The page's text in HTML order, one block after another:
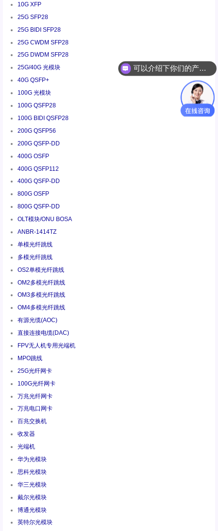
10G XFP
25G SFP28
25G BIDI SFP28
25G CWDM SFP28
25G DWDM SFP28
25G/40G 光模块
40G QSFP+
100G 光模块
100G QSFP28
100G BIDI QSFP28
200G QSFP56
200G QSFP-DD
400G OSFP
400G QSFP112
400G QSFP-DD
800G OSFP
800G QSFP-DD
OLT模块/ONU BOSA
ANBR-1414TZ
单模光纤跳线
多模光纤跳线
OS2单模光纤跳线
OM2多模光纤跳线
OM3多模光纤跳线
OM4多模光纤跳线
有源光缆(AOC)
直接连接电缆(DAC)
FPV无人机专用光端机
MPO跳线
25G光纤网卡
100G光纤网卡
万兆光纤网卡
万兆电口网卡
百兆交换机
收发器
光端机
华为光模块
思科光模块
华三光模块
戴尔光模块
博通光模块
英特尔光模块
你们是怎么收费的呢